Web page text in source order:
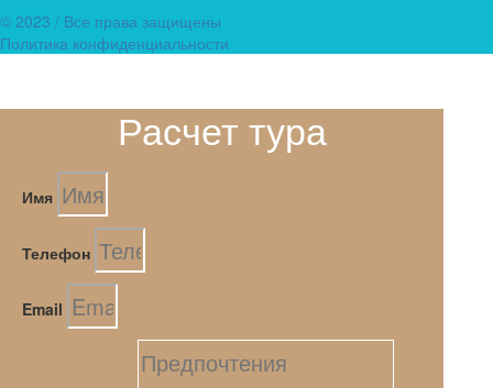
© 2023 / Все права защищены
Политика конфиденциальности
Расчет тура
Имя
Телефон
Email